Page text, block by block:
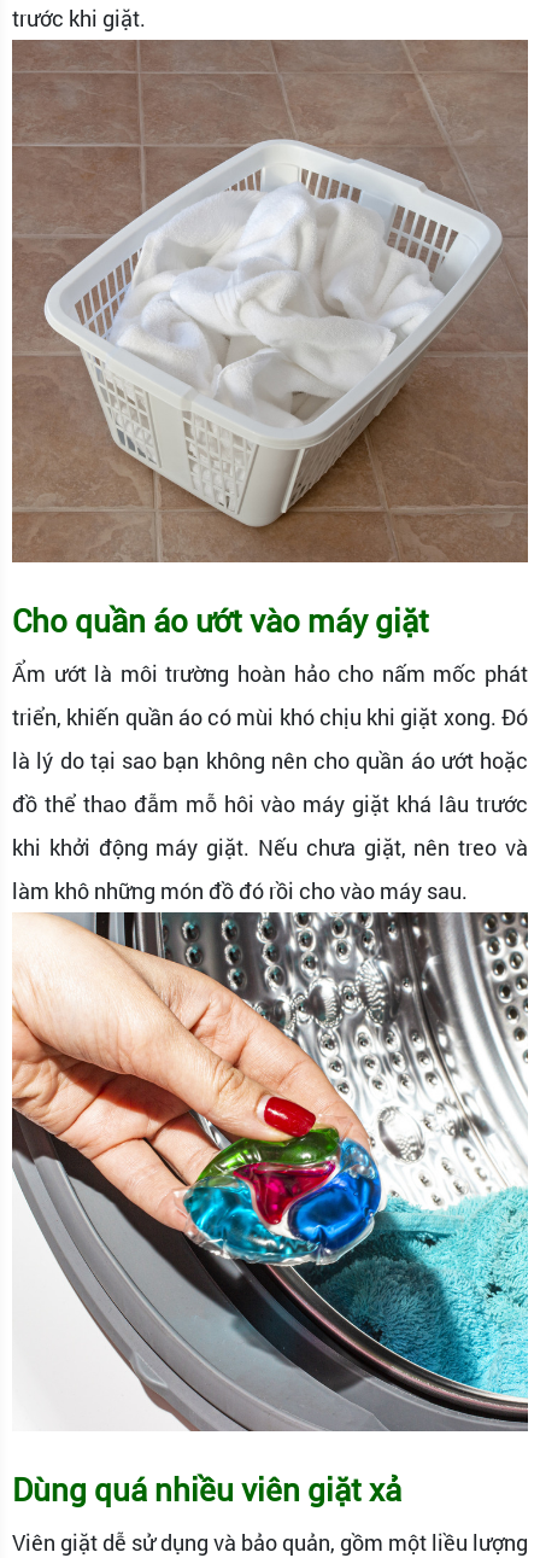
trước khi giặt.
Cho quần áo ướt vào máy giặt
Ẩm ướt là môi trường hoàn hảo cho nấm mốc phát
triển, khiến quần áo có mùi khó chịu khi giặt xong. Đó
là lý do tại sao bạn không nên cho quần áo ướt hoặc
đồ thể thao đẫm mỗ hôi vào máy giặt khá lâu trước
khi khởi động máy giặt. Nếu chưa giặt, nên treo và
làm khô những món đồ đó rồi cho vào máy sau.
Dùng quá nhiều viên giặt xả
Viên giặt dễ sử dụng và bảo quản, gồm một liều lượng